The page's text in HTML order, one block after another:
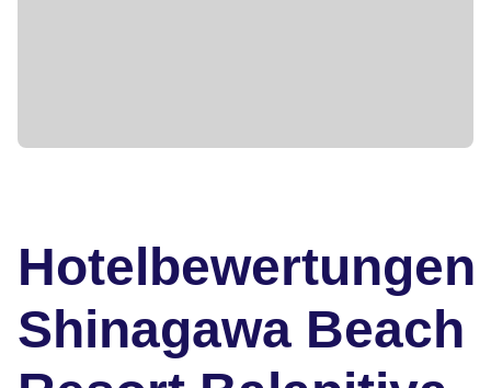
Hotelbewertungen
Shinagawa Beach